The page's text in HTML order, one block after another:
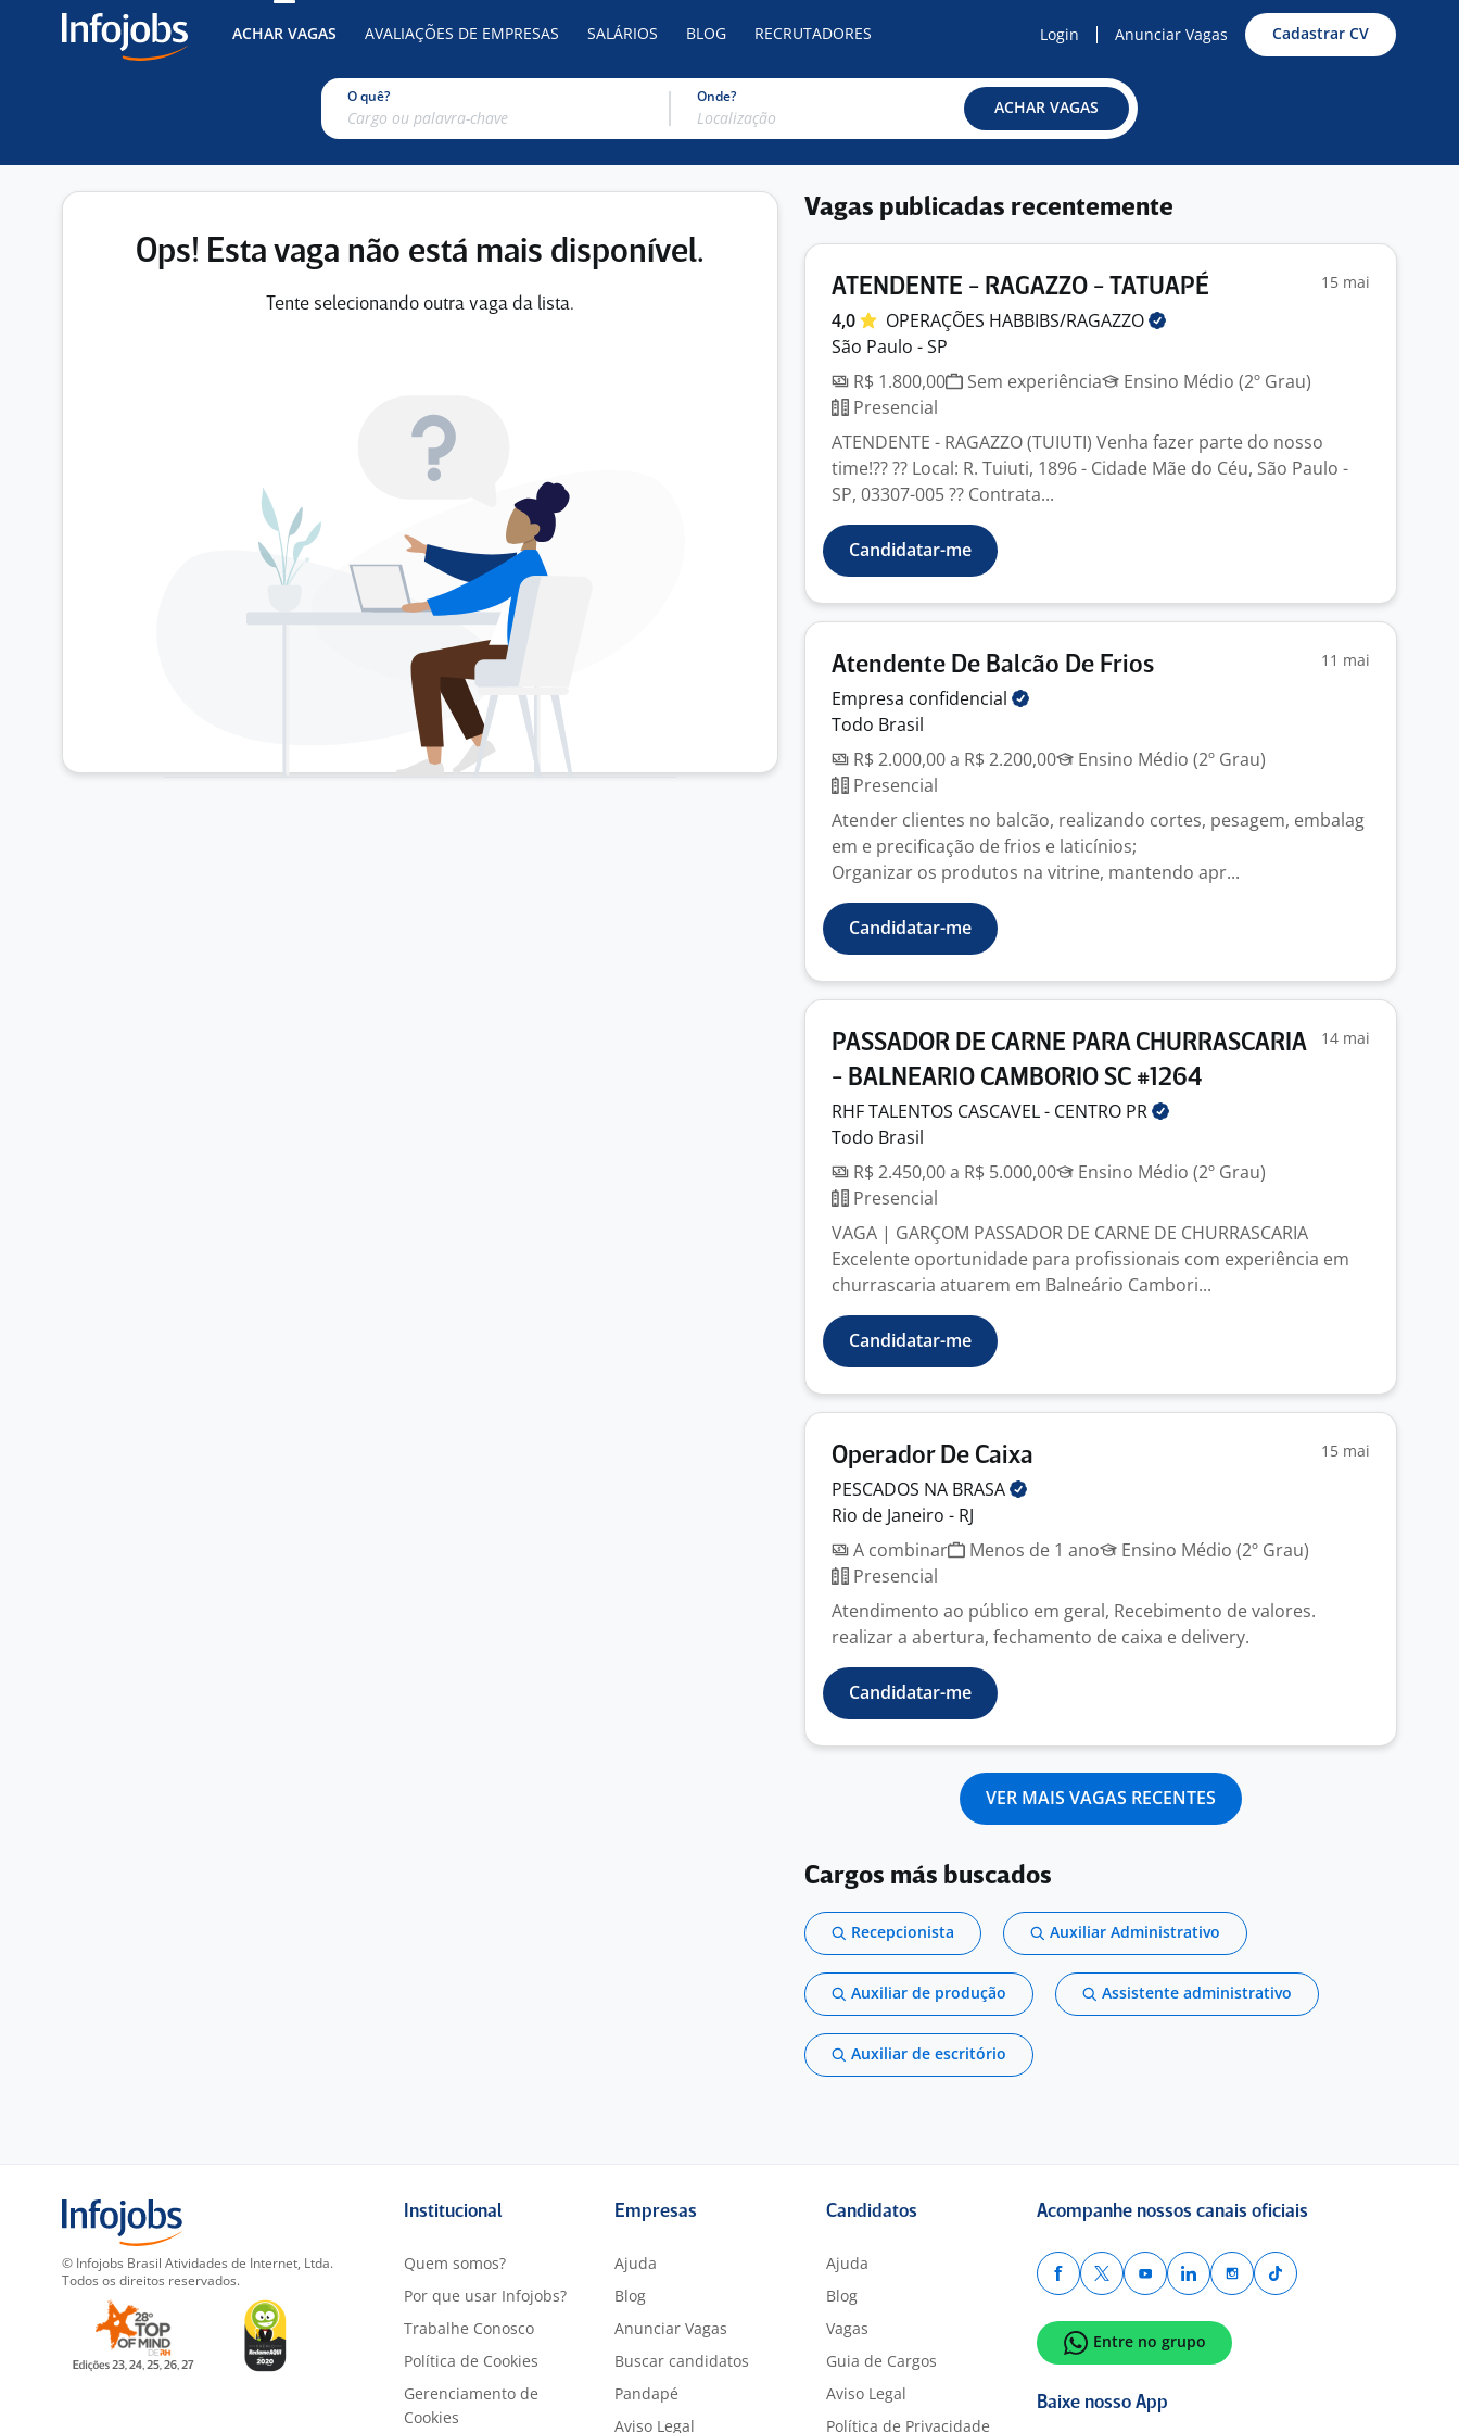
ACHAR VAGAS AVALIAÇÕES DE EMPRESAS SALÁRIOS BLOG RECRUTADORES Login Anunciar Vagas Cadastrar CV
O quê? Onde?
ACHAR VAGAS
Ops! Esta vaga não está mais disponível.
Tente selecionando outra vaga da lista.
Vagas publicadas recentemente
ATENDENTE - RAGAZZO - TATUAPÉ 15 mai
4,0 OPERAÇÕES HABBIBS/RAGAZZO
São Paulo - SP
R$ 1.800,00
Sem experiência
Ensino Médio (2º Grau)
Presencial
ATENDENTE - RAGAZZO (TUIUTI) Venha fazer parte do nosso
time!?? ?? Local: R. Tuiuti, 1896 - Cidade Mãe do Céu, São Paulo -
SP, 03307-005 ?? Contrata...
Candidatar-me
Atendente De Balcão De Frios 11 mai
Empresa confidencial
Todo Brasil
R$ 2.000,00 a R$ 2.200,00
Ensino Médio (2º Grau)
Presencial
Atender clientes no balcão, realizando cortes, pesagem, embalag
em e precificação de frios e laticínios;
Organizar os produtos na vitrine, mantendo apr...
Candidatar-me
PASSADOR DE CARNE PARA CHURRASCARIA
- BALNEARIO CAMBORIO SC #1264
14 mai
RHF TALENTOS CASCAVEL - CENTRO PR
Todo Brasil
R$ 2.450,00 a R$ 5.000,00
Ensino Médio (2º Grau)
Presencial
VAGA | GARÇOM PASSADOR DE CARNE DE CHURRASCARIA
Excelente oportunidade para profissionais com experiência em
churrascaria atuarem em Balneário Cambori...
Candidatar-me
Operador De Caixa 15 mai
PESCADOS NA BRASA
Rio de Janeiro - RJ
A combinar
Menos de 1 ano
Ensino Médio (2º Grau)
Presencial
Atendimento ao público em geral, Recebimento de valores.
realizar a abertura, fechamento de caixa e delivery.
Candidatar-me
VER MAIS VAGAS RECENTES
Cargos más buscados
Recepcionista Auxiliar Administrativo
Auxiliar de produção Assistente administrativo
Auxiliar de escritório
© Infojobs Brasil Atividades de Internet, Ltda.
Todos os direitos reservados.
Institucional
Quem somos?
Por que usar Infojobs?
Trabalhe Conosco
Política de Cookies
Gerenciamento de
Cookies
Empresas
Ajuda
Blog
Anunciar Vagas
Buscar candidatos
Pandapé
Aviso Legal
Candidatos
Ajuda
Blog
Vagas
Guia de Cargos
Aviso Legal
Política de Privacidade
Acompanhe nossos canais oficiais
Entre no grupo
Baixe nosso App